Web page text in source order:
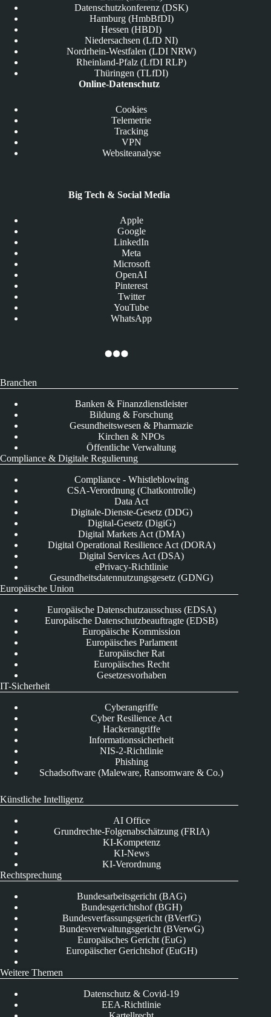
Datenschutzkonferenz (DSK)
Hamburg (HmbBfDI)
Hessen (HBDI)
Niedersachsen (LfD NI)
Nordrhein-Westfalen (LDI NRW)
Rheinland-Pfalz (LfDI RLP)
Thüringen (TLfDI)
Online-Datenschutz
Cookies
Telemetrie
Tracking
VPN
Websiteanalyse
Big Tech & Social Media
Apple
Google
LinkedIn
Meta
Microsoft
OpenAI
Pinterest
Twitter
YouTube
WhatsApp
Branchen
Banken & Finanzdienstleister
Bildung & Forschung
Gesundheitswesen & Pharmazie
Kirchen & NPOs
Öffentliche Verwaltung
Compliance & Digitale Regulierung
Compliance - Whistleblowing
CSA-Verordnung (Chatkontrolle)
Data Act
Digitale-Dienste-Gesetz (DDG)
Digital-Gesetz (DigiG)
Digital Markets Act (DMA)
Digital Operational Resilience Act (DORA)
Digital Services Act (DSA)
ePrivacy-Richtlinie
Gesundheitsdatennutzungsgesetz (GDNG)
Europäische Union
Europäische Datenschutzausschuss (EDSA)
Europäische Datenschutzbeauftragte (EDSB)
Europäische Kommission
Europäisches Parlament
Europäischer Rat
Europäisches Recht
Gesetzesvorhaben
IT-Sicherheit
Cyberangriffe
Cyber Resilience Act
Hackerangriffe
Informationssicherheit
NIS-2-Richtlinie
Phishing
Schadsoftware (Maleware, Ransomware & Co.)
Künstliche Intelligenz
AI Office
Grundrechte-Folgenabschätzung (FRIA)
KI-Kompetenz
KI-News
KI-Verordnung
Rechtsprechung
Bundesarbeitsgericht (BAG)
Bundesgerichtshof (BGH)
Bundesverfassungsgericht (BVerfG)
Bundesverwaltungsgericht (BVerwG)
Europäisches Gericht (EuG)
Europäischer Gerichtshof (EuGH)
Weitere Themen
Datenschutz & Covid-19
EEA-Richtlinie